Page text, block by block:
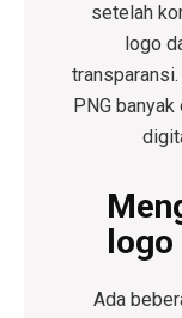
setelah
logo
PNG
logo
Ada